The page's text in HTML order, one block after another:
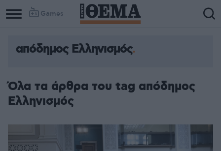
Games
απόδημος Ελληνισμός
Όλα τα άρθρα του tag απόδημος
Ελληνισμός